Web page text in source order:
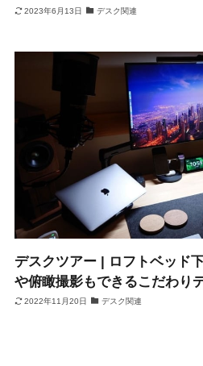
2023年6月13日 デスク関連
デスクツアー | ロフトベッド
や俯瞰撮影もできるこだわり
2022年11月20日 デスク関連